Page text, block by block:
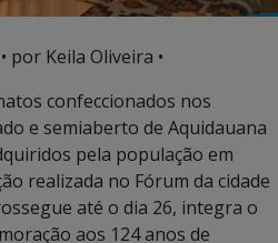
• por Keila Oliveira •
confeccionados nos
e semiaberto de Aquidauana
pela população em
realizada no Fórum da cidade
até o dia 26, integra o
aos 124 anos de